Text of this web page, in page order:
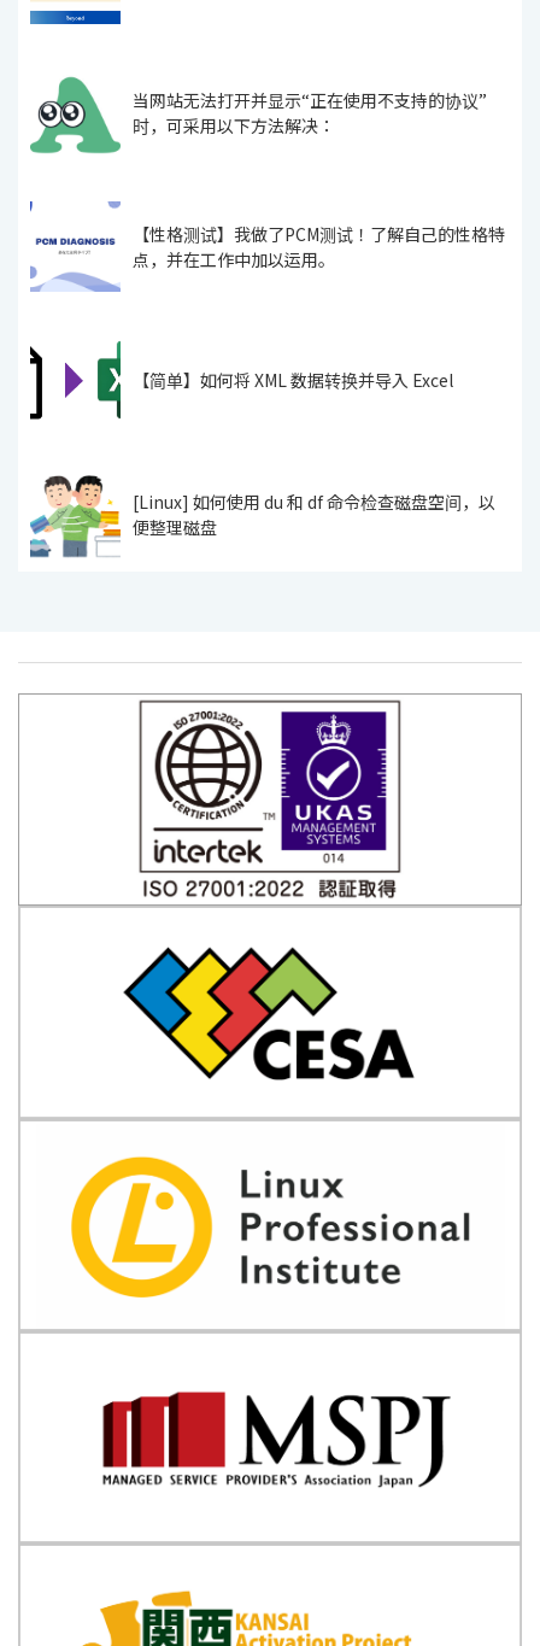
当网站无法打开并显示“正在使用不支持的协议”
时，可采用以下方法解决：
【性格测试】我做了PCM测试！了解自己的性格特
点，并在工作中加以运用。
【简单】如何将 XML 数据转换并导入 Excel
[Linux] 如何使用 du 和 df 命令检查磁盘空间，以
便整理磁盘